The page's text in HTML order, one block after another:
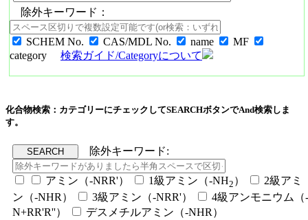
除外キーワード：
SCHEM No. CAS/MDL No. name
MF
category
検索ガイド/Categoryについて
化合物検索：カテゴリーにチェックしてSEARCHボタンでAnd検索しま
す。
除外キーワード:
アミン（-NRR'） 1級アミン（-NH2 ）
2級アミ
ン（-NHR）
3級アミン（-NRR'）
4級アンモニウム（-
N+RR'R''）
デスメチルアミン（-NHR）